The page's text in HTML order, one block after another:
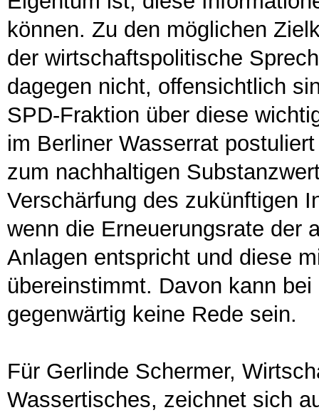
können. Zu den möglichen
der wirtschaftspolitische
dagegen nicht, offensichtlich
SPD-Fraktion über diese
im Berliner Wasserrat
zum nachhaltigen
Verschärfung des zukünftigen
wenn die Erneuerungsrate der
Anlagen entspricht und diese
übereinstimmt. Davon kann
gegenwärtig keine Rede sein.
Für Gerlinde Schermer,
Wassertisches, zeichnet sich